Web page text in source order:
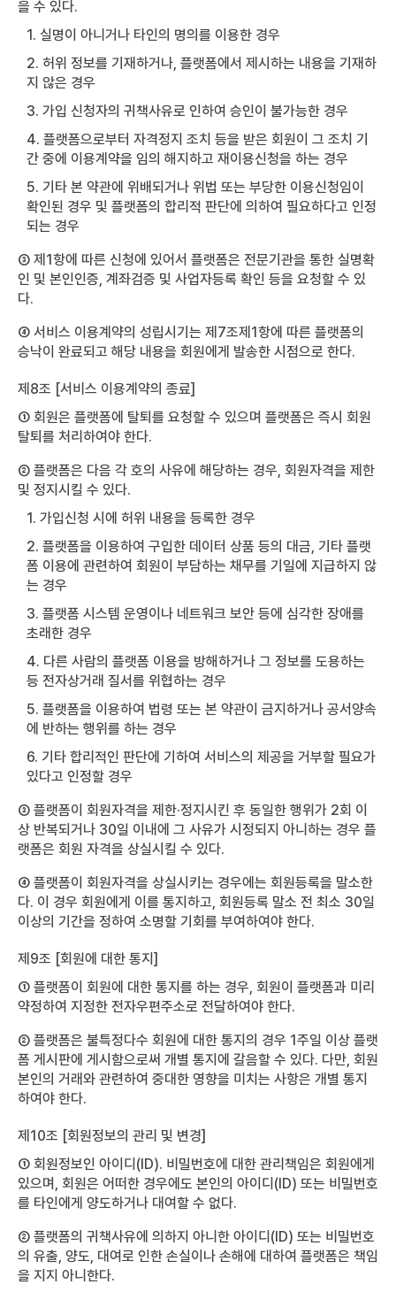
을 수 있다.
1. 실명이 아니거나 타인의 명의를 이용한 경우
2. 허위 정보를 기재하거나, 플랫폼에서 제시하는 내용을 기재하
지 않은 경우
3. 가입 신청자의 귀책사유로 인하여 승인이 불가능한 경우
4. 플랫폼으로부터 자격정지 조치 등을 받은 회원이 그 조치 기
간 중에 이용계약을 임의 해지하고 재이용신청을 하는 경우
5. 기타 본 약관에 위배되거나 위법 또는 부당한 이용신청임이
확인된 경우 및 플랫폼의 합리적 판단에 의하여 필요하다고 인정
되는 경우
③ 제1항에 따른 신청에 있어서 플랫폼은 전문기관을 통한 실명확
인 및 본인인증, 계좌검증 및 사업자등록 확인 등을 요청할 수 있
다.
④ 서비스 이용계약의 성립시기는 제7조제1항에 따른 플랫폼의
승낙이 완료되고 해당 내용을 회원에게 발송한 시점으로 한다.
제8조 [서비스 이용계약의 종료]
① 회원은 플랫폼에 탈퇴를 요청할 수 있으며 플랫폼은 즉시 회원
탈퇴를 처리하여야 한다.
② 플랫폼은 다음 각 호의 사유에 해당하는 경우, 회원자격을 제한
및 정지시킬 수 있다.
1. 가입신청 시에 허위 내용을 등록한 경우
2. 플랫폼을 이용하여 구입한 데이터 상품 등의 대금, 기타 플랫
폼 이용에 관련하여 회원이 부담하는 채무를 기일에 지급하지 않
는 경우
3. 플랫폼 시스템 운영이나 네트워크 보안 등에 심각한 장애를
초래한 경우
4. 다른 사람의 플랫폼 이용을 방해하거나 그 정보를 도용하는
등 전자상거래 질서를 위협하는 경우
5. 플랫폼을 이용하여 법령 또는 본 약관이 금지하거나 공서양속
에 반하는 행위를 하는 경우
6. 기타 합리적인 판단에 기하여 서비스의 제공을 거부할 필요가
있다고 인정할 경우
③ 플랫폼이 회원자격을 제한·정지시킨 후 동일한 행위가 2회 이
상 반복되거나 30일 이내에 그 사유가 시정되지 아니하는 경우 플
랫폼은 회원 자격을 상실시킬 수 있다.
④ 플랫폼이 회원자격을 상실시키는 경우에는 회원등록을 말소한
다. 이 경우 회원에게 이를 통지하고, 회원등록 말소 전 최소 30일
이상의 기간을 정하여 소명할 기회를 부여하여야 한다.
제9조 [회원에 대한 통지]
① 플랫폼이 회원에 대한 통지를 하는 경우, 회원이 플랫폼과 미리
약정하여 지정한 전자우편주소로 전달하여야 한다.
② 플랫폼은 불특정다수 회원에 대한 통지의 경우 1주일 이상 플랫
폼 게시판에 게시함으로써 개별 통지에 갈음할 수 있다. 다만, 회원
본인의 거래와 관련하여 중대한 영향을 미치는 사항은 개별 통지
하여야 한다.
제10조 [회원정보의 관리 및 변경]
① 회원정보인 아이디(ID). 비밀번호에 대한 관리책임은 회원에게
있으며, 회원은 어떠한 경우에도 본인의 아이디(ID) 또는 비밀번호
를 타인에게 양도하거나 대여할 수 없다.
② 플랫폼의 귀책사유에 의하지 아니한 아이디(ID) 또는 비밀번호
의 유출, 양도, 대여로 인한 손실이나 손해에 대하여 플랫폼은 책임
을 지지 아니한다.